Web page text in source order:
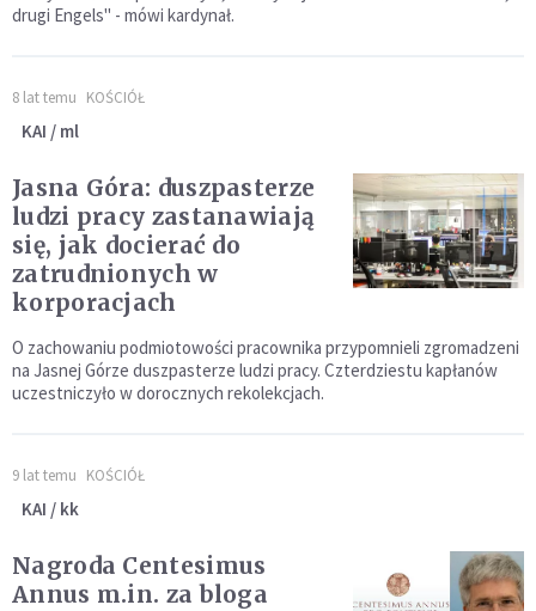
drugi Engels" - mówi kardynał.
8 lat temu KOŚCIÓŁ
KAI / ml
Jasna Góra: duszpasterze
ludzi pracy zastanawiają
się, jak docierać do
zatrudnionych w
korporacjach
O zachowaniu podmiotowości pracownika przypomnieli zgromadzeni
na Jasnej Górze duszpasterze ludzi pracy. Czterdziestu kapłanów
uczestniczyło w dorocznych rekolekcjach.
9 lat temu KOŚCIÓŁ
KAI / kk
Nagroda Centesimus
Annus m.in. za bloga